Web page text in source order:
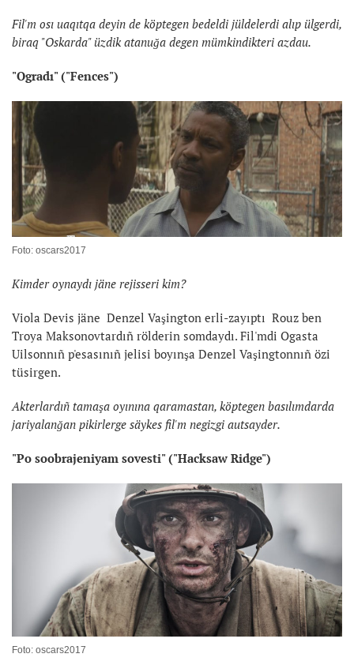
Fil'm osı uaqıtqa deyin de köptegen bedeldi jüldelerdi alıp ülgerdi,
biraq "Oskarda" üzdik atanuğa degen mümkindikteri azdau.
"Ogradı" ("Fences")
Foto: oscars2017
Kimder oynaydı jäne rejisseri kim?
Viola Devis jäne Denzel Vaşington erli-zayıptı Rouz ben
Troya Maksonovtardıñ rölderin somdaydı. Fil'mdi Ogasta
Uilsonnıñ p'esasınıñ jelisi boyınşa Denzel Vaşingtonnıñ özi
tüsirgen.
Akterlardıñ tamaşa oyınına qaramastan, köptegen basılımdarda
jariyalanğan pikirlerge säykes fil'm negizgi autsayder.
"Po soobrajeniyam sovesti" ("Hacksaw Ridge")
Foto: oscars2017